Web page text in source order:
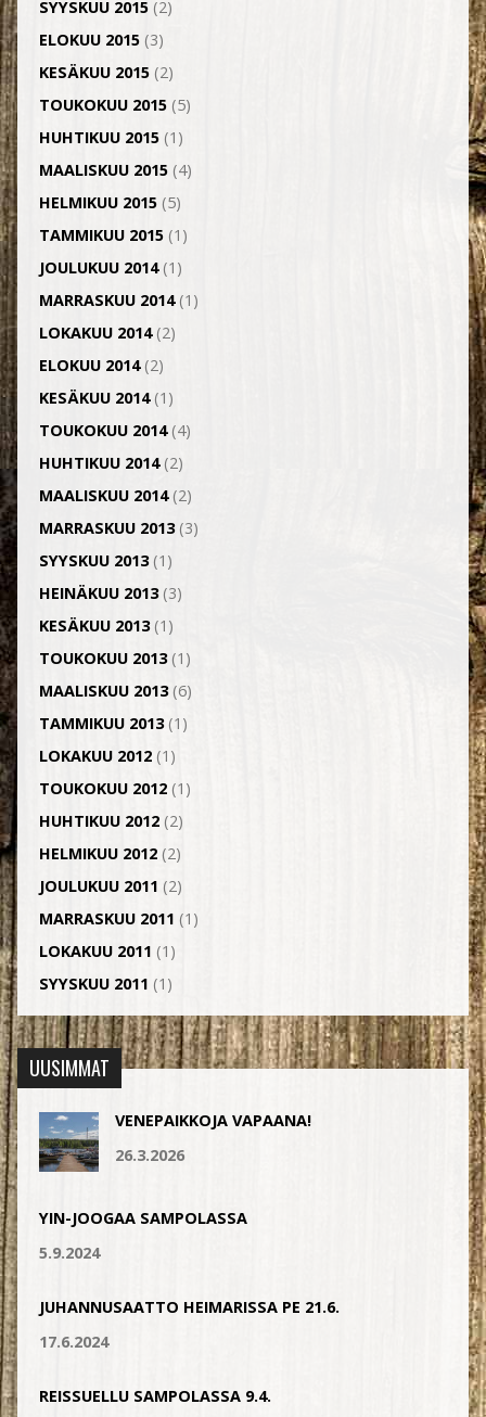
SYYSKUU 2015(2)
ELOKUU 2015(3)
KESÄKUU 2015(2)
TOUKOKUU 2015(5)
HUHTIKUU 2015(1)
MAALISKUU 2015(4)
HELMIKUU 2015(5)
TAMMIKUU 2015(1)
JOULUKUU 2014(1)
MARRASKUU 2014(1)
LOKAKUU 2014(2)
ELOKUU 2014(2)
KESÄKUU 2014(1)
TOUKOKUU 2014(4)
HUHTIKUU 2014(2)
MAALISKUU 2014(2)
MARRASKUU 2013(3)
SYYSKUU 2013(1)
HEINÄKUU 2013(3)
KESÄKUU 2013(1)
TOUKOKUU 2013(1)
MAALISKUU 2013(6)
TAMMIKUU 2013(1)
LOKAKUU 2012(1)
TOUKOKUU 2012(1)
HUHTIKUU 2012(2)
HELMIKUU 2012(2)
JOULUKUU 2011 (2)
MARRASKUU 2011 (1)
LOKAKUU 2011 (1)
SYYSKUU 2011 (1)
UUSIMMAT
VENEPAIKKOJA VAPAANA!
26.3.2026
YIN-JOOGAA SAMPOLASSA
5.9.2024
JUHANNUSAATTO HEIMARISSA PE 21.6.
17.6.2024
REISSUELLU SAMPOLASSA 9.4.